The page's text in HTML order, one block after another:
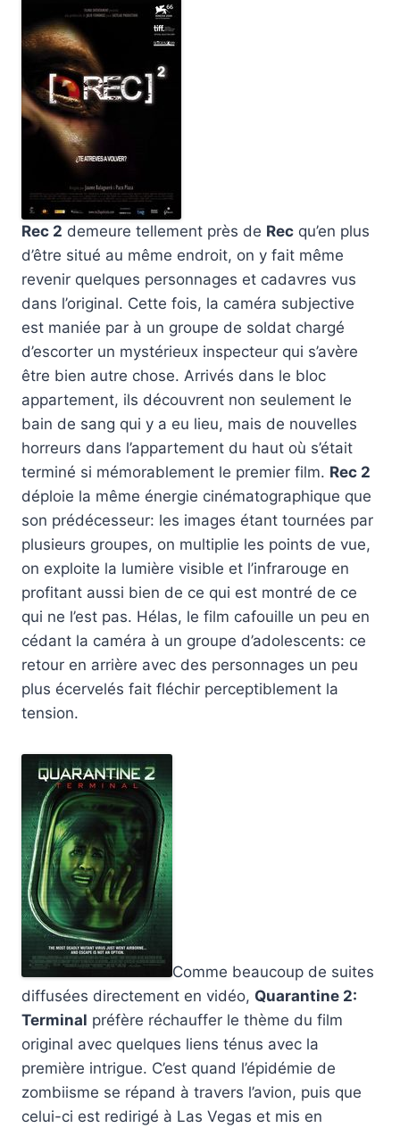
Rec 2 demeure tellement près de Rec qu’en plus
d’être situé au même endroit, on y fait même
revenir quelques personnages et cadavres vus
dans l’original. Cette fois, la caméra subjective
est maniée par à un groupe de soldat chargé
d’escorter un mystérieux inspecteur qui s’avère
être bien autre chose. Arrivés dans le bloc
appartement, ils découvrent non seulement le
bain de sang qui y a eu lieu, mais de nouvelles
horreurs dans l’appartement du haut où s’était
terminé si mémorablement le premier film. Rec 2
déploie la même énergie cinématographique que
son prédécesseur: les images étant tournées par
plusieurs groupes, on multiplie les points de vue,
on exploite la lumière visible et l’infrarouge en
profitant aussi bien de ce qui est montré de ce
qui ne l’est pas. Hélas, le film cafouille un peu en
cédant la caméra à un groupe d’adolescents: ce
retour en arrière avec des personnages un peu
plus écervelés fait fléchir perceptiblement la
tension.
Comme beaucoup de suites
diffusées directement en vidéo, Quarantine 2:
Terminal préfère réchauffer le thème du film
original avec quelques liens ténus avec la
première intrigue. C’est quand l’épidémie de
zombiisme se répand à travers l’avion, puis que
celui-ci est redirigé à Las Vegas et mis en